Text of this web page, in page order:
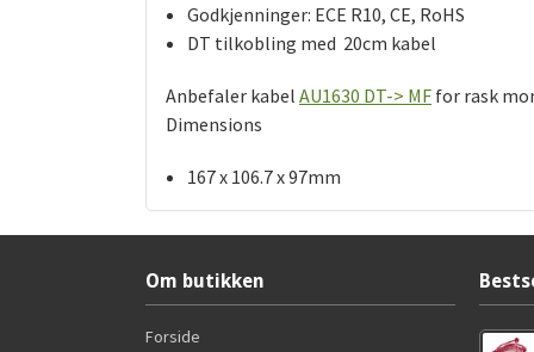
Godkjenninger: ECE R10, CE, RoHS
DT tilkobling med 20cm kabel
Anbefaler kabel AU1630 DT-> MF for rask
Dimensions
167 x 106.7 x 97mm
Om butikken
Forside